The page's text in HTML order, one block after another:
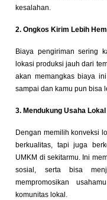
kesalahan.
2. Ongkos Kirim Lebih
Biaya pengiriman sering
lokasi produksi jauh dari
akan memangkas biaya
sampai dan kamu pun bisa
3. Mendukung Usaha Lokal
Dengan memilih konveksi
berkualitas, tapi juga
UMKM di sekitarmu. Ini
sosial, serta bisa
mempromosikan
komunitas lokal.